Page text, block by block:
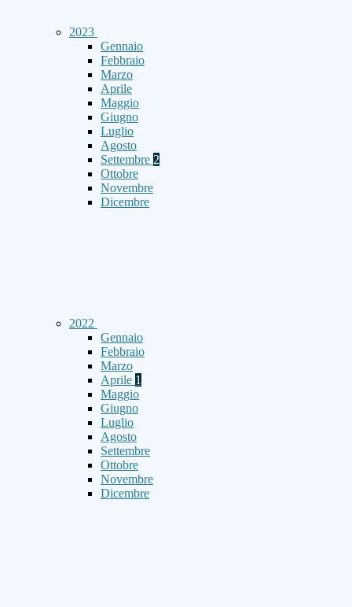
2023
Gennaio
Febbraio
Marzo
Aprile
Maggio
Giugno
Luglio
Agosto
Settembre 2
Ottobre
Novembre
Dicembre
2022
Gennaio
Febbraio
Marzo
Aprile 1
Maggio
Giugno
Luglio
Agosto
Settembre
Ottobre
Novembre
Dicembre